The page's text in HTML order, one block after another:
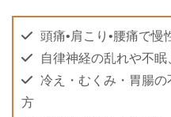
頭痛•肩こり•腰痛で
自律神経の乱れや不
冷え・むくみ・胃腸
方